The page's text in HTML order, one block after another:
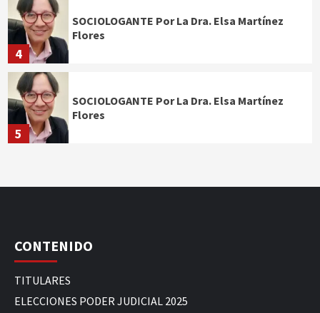
4
SOCIOLOGANTE Por La Dra. Elsa Martínez
Flores
5
SOCIOLOGANTE Por La Dra. Elsa Martínez
Flores
CONTENIDO
TITULARES
ELECCIONES PODER JUDICIAL 2025